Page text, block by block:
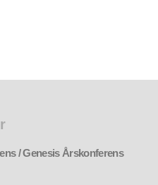
/ Genesis Årskonferens